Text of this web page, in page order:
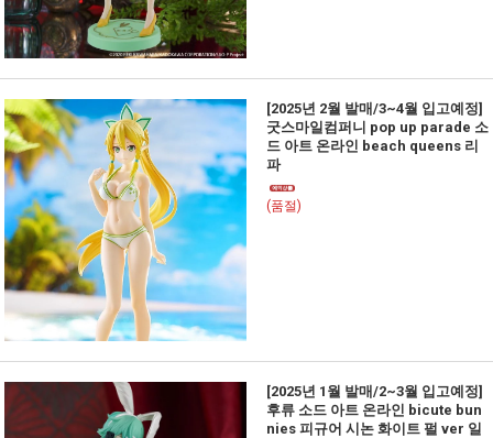
[2025년 2월 발매/3~4월 입고예정]
굿스마일컴퍼니 pop up parade 소
드 아트 온라인 beach queens 리
파
(품절)
[2025년 1월 발매/2~3월 입고예정]
후류 소드 아트 온라인 bicute bun
nies 피규어 시논 화이트 펄 ver 일